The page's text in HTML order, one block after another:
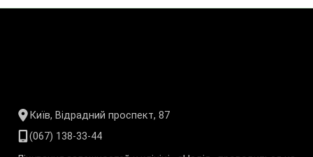
Київ, Відрадний проспект, 87
(067) 138-33-44